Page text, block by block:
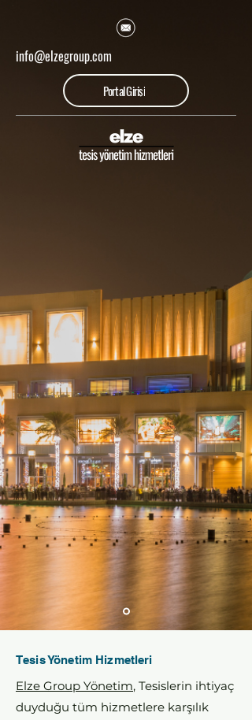
info@elzegroup.com
Portal Girişi
Tesis Yönetim Hizmetleri
Elze Group Yönetim, Tesislerin ihtiyaç
duyduğu tüm hizmetlere karşılık